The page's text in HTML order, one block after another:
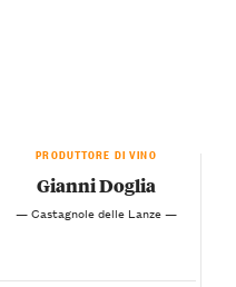
PRODUTTORE DI VINO
Gianni Doglia
— Castagnole delle Lanze —